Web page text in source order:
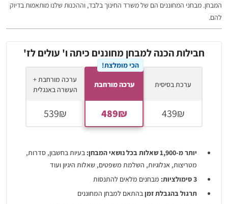
המבחן. מבחני המחוננים הם של משרד החינוך בלבד, וההכנות שלנו מותאמות בדיוק
להם.
חבילות הכנה למבחן מחוננים כיתה ו' עולים לז'
ערכת בסיסית
הכי מומלצת!
ערכה מורחבת
‏489₪
ערכה מורחבת +
העשרה באנגלית
יותר מ-1,900 שאלות בכל נושאי המבחן:
בעיות בחשבון, סדרות,
מטריצות, אנלוגיות, השלמת משפטים, שאלות היגיון ועוד
3 סימולציות:
מבחנים מלאים להתנסות
תרגול בהגבלת זמןבהתאם למבחן המחוננים